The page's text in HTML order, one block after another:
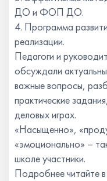
ДО и ФОП ДО.
4. Программа
реализации.
Педагоги и
обсуждали
важные вопросы,
практические
деловых играх.
«Насыщенно»,
«эмоционально» –
школе участники.
Подробнее читайте